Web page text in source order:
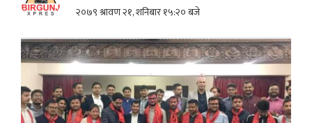
२०७९ श्रावण २१, शनिबार १५:२० बजे